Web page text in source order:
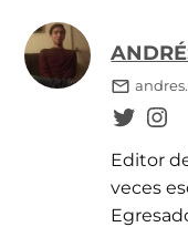
Editor
veces